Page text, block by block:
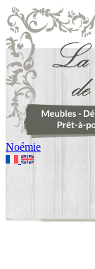
Noémie